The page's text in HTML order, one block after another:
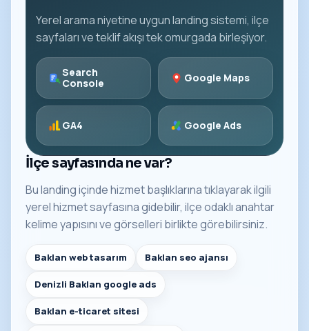
Yerel arama niyetine uygun landing sistemi, ilçe
sayfaları ve teklif akışı tek omurgada birleşiyor.
Search
Console
Google Maps
GA4 Google Ads
İlçe sayfasında ne var?
Bu landing içinde hizmet başlıklarına tıklayarak ilgili
yerel hizmet sayfasına gidebilir, ilçe odaklı anahtar
kelime yapısını ve görselleri birlikte görebilirsiniz.
Baklan web tasarım Baklan seo ajansı
Denizli Baklan google ads
Baklan e-ticaret sitesi